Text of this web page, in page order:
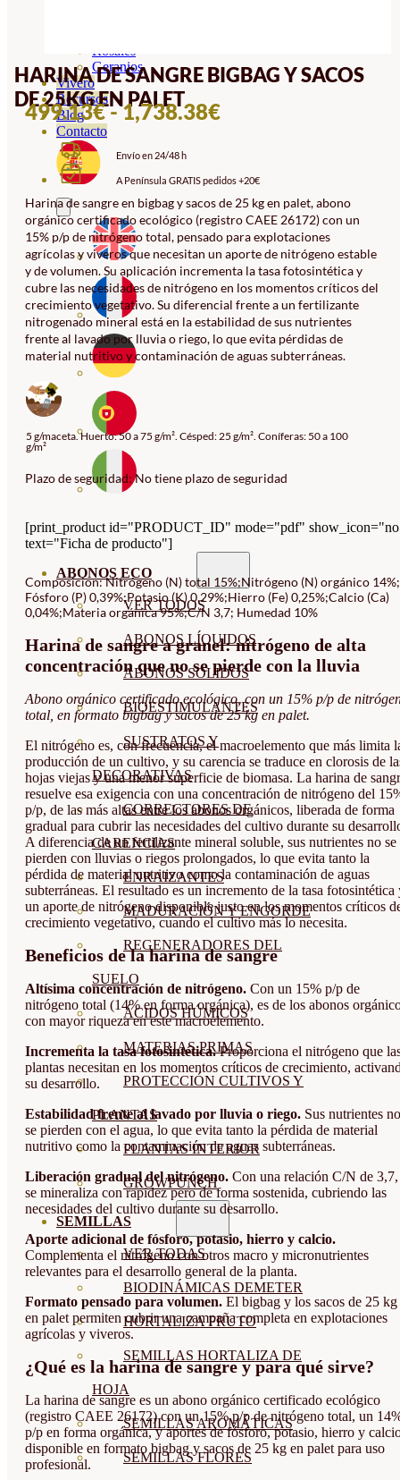
Rosales
Geranios
Vivero
Recursos
Blog
Contacto
ABONOS ECO
VER TODOS
ABONOS LÍQUIDOS
ABONOS SOLIDOS
BIOESTIMULANTES
SUSTRATOS Y
DECORATIVAS
CORRECTORES DE
CARENCIAS
ENRAIZANTES
MADURACIÓN Y ENGORDE
REGENERADORES DEL
SUELO
ÁCIDOS HÚMICOS
MATERIAS PRIMAS
PROTECCIÓN CULTIVOS Y
PLANTAS
PLANTAS INTERIOR
GROWPUNCH
SEMILLAS
VER TODAS
BIODINÁMICAS DEMETER
HORTALIZA FRUTO
SEMILLAS HORTALIZA DE
HOJA
SEMILLAS AROMÁTICAS
SEMILLAS FLORES
HARINA DE SANGRE BIGBAG Y SACOS
DE 25KG EN PALET
499.13€-1,738.38€RANGO
DESDE
499.13€
HASTA
1,738.38€
Envío en 24/48 h
A Península GRATIS pedidos +20€
Harina de sangre en bigbag y sacos de 25 kg en palet, abono
orgánico certificado ecológico (registro CAEE 26172) con un
15% p/p de nitrógeno total, pensado para explotaciones
agrícolas y viveros que necesitan un aporte de nitrógeno estable
y de volumen. Su aplicación incrementa la tasa fotosintética y
cubre las necesidades de nitrógeno en los momentos críticos del
crecimiento vegetativo. Su diferencial frente a un fertilizante
nitrogenado mineral está en la estabilidad de sus nutrientes
frente al lavado por lluvia o riego, lo que evita pérdidas de
material nutritivo y contaminación de aguas subterráneas.
5 g/maceta. Huerto: 50 a 75 g/m². Césped: 25 g/m². Coníferas: 50 a 100
g/m²
Plazo de seguridad: No tiene plazo de seguridad
[print_product id="PRODUCT_ID" mode="pdf"
text="Ficha de producto"]
Composicion: Nitrógeno (N) total 15%;Nitrógeno (N) orgánico 14%;
Fósforo (P) 0,39%;Potasio (K) 0,29%;Hierro (Fe) 0,25%;Calcio (Ca)
0,04%;Materia orgánica 95%;C/N 3,7; Humedad 10%
Harina de sangre a granel: nitrógeno de alta
concentración que no se pierde con la lluvia
Abono orgánico certificado ecológico, con un 15% p/p de
total, en formato bigbag y sacos de 25 kg en palet.
El nitrógeno es, con frecuencia, el macroelemento que más limita
producción de un cultivo, y su carencia se traduce en clorosis de
hojas viejas y una menor superficie de biomasa. La harina de
resuelve esa exigencia con una concentración de nitrógeno del
p/p, de las más altas entre los abonos orgánicos, liberada de forma
gradual para cubrir las necesidades del cultivo durante su
A diferencia de un fertilizante mineral soluble, sus nutrientes no se
pierden con lluvias o riegos prolongados, lo que evita tanto la
pérdida de material nutritivo como la contaminación de aguas
subterráneas. El resultado es un incremento de la tasa fotosintética
un aporte de nitrógeno disponible justo en los momentos críticos
crecimiento vegetativo, cuando el cultivo más lo necesita.
Beneficios de la harina de sangre
Altísima concentración de nitrógeno. Con un 15% p/p de
nitrógeno total (14% en forma orgánica), es de los abonos
con mayor riqueza en este macroelemento.
Incrementa la tasa fotosintética.Proporciona el nitrógeno que
plantas necesitan en los momentos críticos de crecimiento,
su desarrollo.
Estabilidad frente al lavado por lluvia o riego. Sus nutrientes no
se pierden con el agua, lo que evita tanto la pérdida de material
nutritivo como la contaminación de aguas subterráneas.
Liberación gradual del nitrógeno. Con una relación C/N de 3,7,
se mineraliza con rapidez pero de forma sostenida, cubriendo las
necesidades del cultivo durante su desarrollo.
Aporte adicional de fósforo, potasio, hierro y calcio.
Complementa el nitrógeno con otros macro y micronutrientes
relevantes para el desarrollo general de la planta.
Formato pensado para volumen. El bigbag y los sacos de 25 kg
en palet permiten cubrir una campaña completa en explotaciones
agrícolas y viveros.
¿Qué es la harina de sangre y para qué sirve?
La harina de sangre es un abono orgánico certificado ecológico
(registro CAEE 26172) con un 15% p/p de nitrógeno total, un
p/p en forma orgánica, y aportes de fósforo, potasio, hierro y
disponible en formato bigbag y sacos de 25 kg en palet para uso
profesional.